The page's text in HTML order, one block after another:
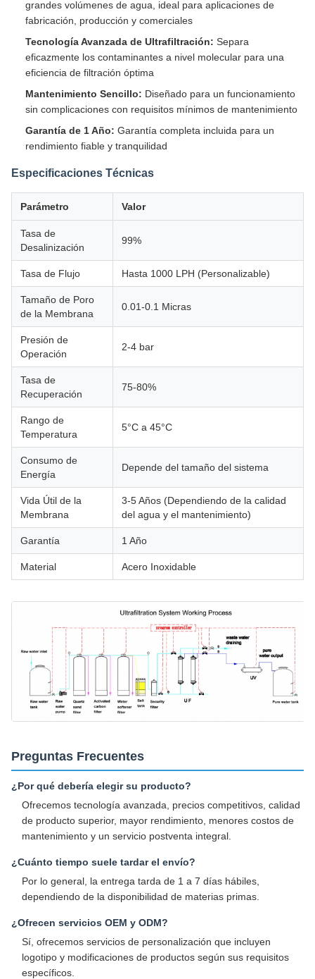
grandes volúmenes de agua, ideal para aplicaciones de
fabricación, producción y comerciales
Tecnología Avanzada de Ultrafiltración: Separa
eficazmente los contaminantes a nivel molecular para una
eficiencia de filtración óptima
Mantenimiento Sencillo: Diseñado para un funcionamiento
sin complicaciones con requisitos mínimos de mantenimiento
Garantía de 1 Año: Garantía completa incluida para un
rendimiento fiable y tranquilidad
Especificaciones Técnicas
Parámetro Valor
Tasa de
Desalinización
99%
Tasa de Flujo Hasta 1000 LPH (Personalizable)
Tamaño de Poro
de la Membrana
0.01-0.1 Micras
Presión de
Operación
2-4 bar
Tasa de
Recuperación
75-80%
Rango de
Temperatura
5°C a 45°C
Consumo de
Energía
Depende del tamaño del sistema
Vida Útil de la
Membrana
3-5 Años (Dependiendo de la calidad
del agua y el mantenimiento)
Garantía 1 Año
Material Acero Inoxidable
Preguntas Frecuentes
¿Por qué debería elegir su producto?
Ofrecemos tecnología avanzada, precios competitivos, calidad
de producto superior, mayor rendimiento, menores costos de
mantenimiento y un servicio postventa integral.
¿Cuánto tiempo suele tardar el envío?
Por lo general, la entrega tarda de 1 a 7 días hábiles,
dependiendo de la disponibilidad de materias primas.
¿Ofrecen servicios OEM y ODM?
Sí, ofrecemos servicios de personalización que incluyen
logotipo y modificaciones de productos según sus requisitos
específicos.